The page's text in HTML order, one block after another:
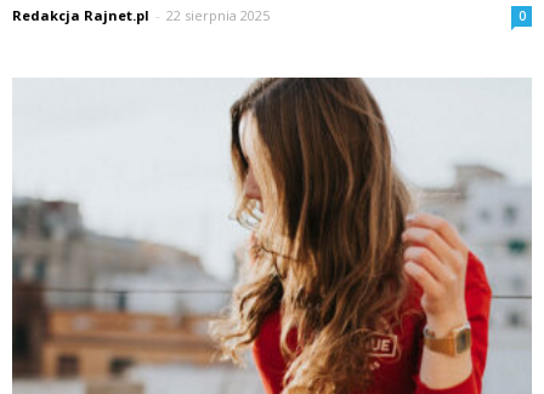
Redakcja Rajnet.pl - 22 sierpnia 2025 0